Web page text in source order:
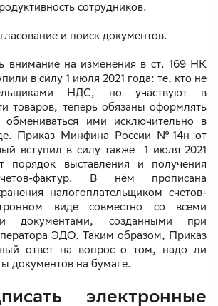
сотрудников.
и поиск документов.
внимание на изменения в ст. 169 НК
в силу 1 июля 2021 года: те, кто не
НДС, но участвуют в
товаров, теперь обязаны оформлять
обмениваться ими исключительно в
Приказ Минфина России №14н от
вступил в силу также 1 июля 2021
порядок выставления и получения
фактур. В нём прописана
налогоплательщиком счетов-
виде совместно со всеми
документами, созданными при
ЭДО. Таким образом, Приказ
ответ на вопрос о том, надо ли
документов на бумаге.
электронные